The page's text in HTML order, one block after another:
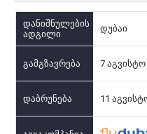
დუბაი
7 აგვისტო
11